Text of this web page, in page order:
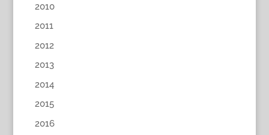
2010
2011
2012
2013
2014
2015
2016